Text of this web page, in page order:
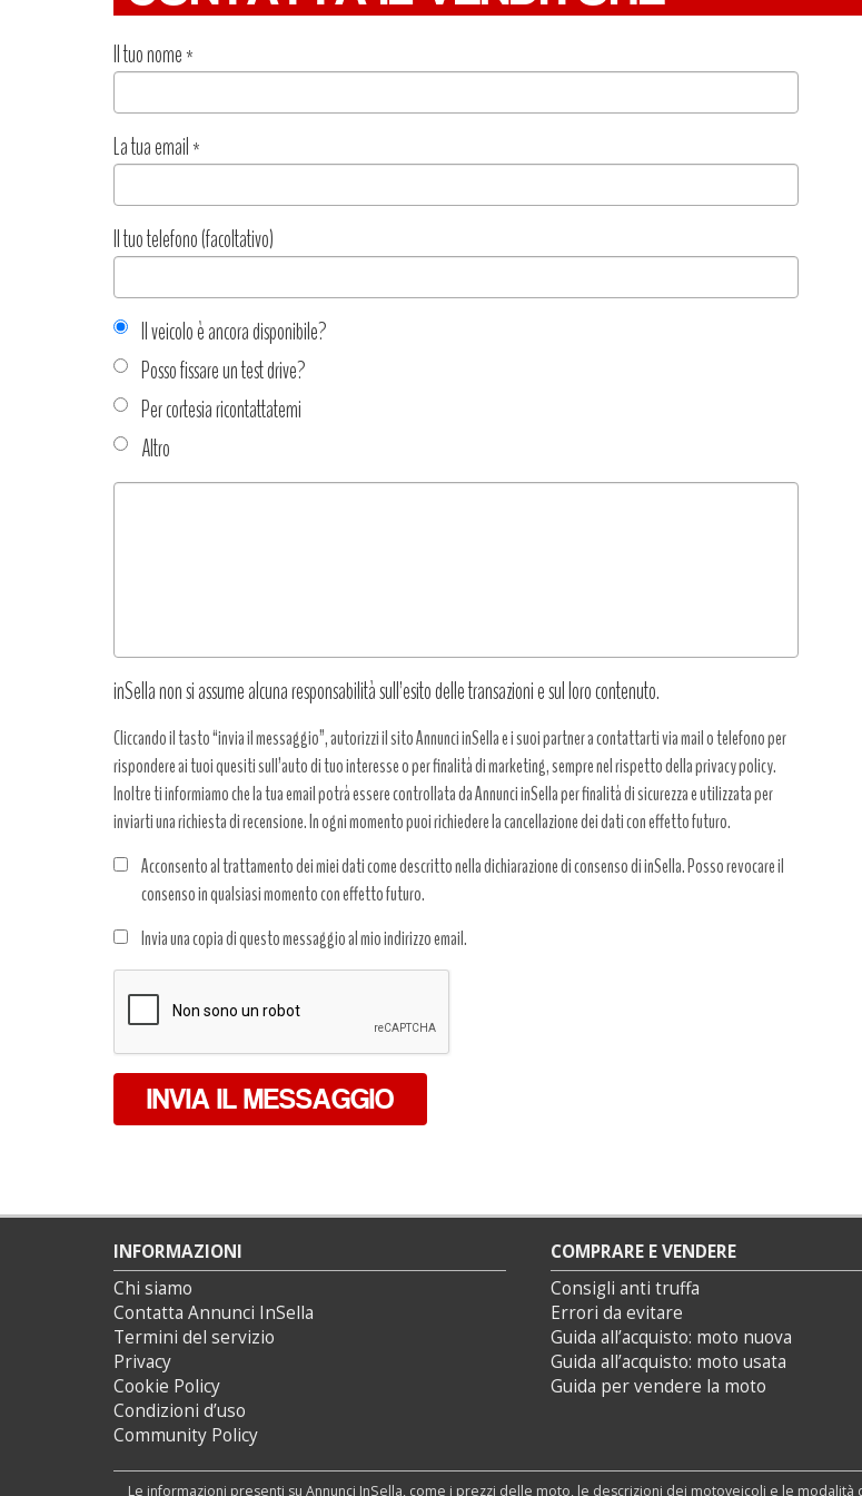
Il tuo nome*
La tua email*
Il tuo telefono (facoltativo)
Il veicolo è ancora disponibile?
Posso fissare un test drive?
Per cortesia ricontattatemi
Altro
Tipo
inSella non si assume alcuna responsabilità sull’esito delle transazioni e sul loro contenuto.
Cliccando il tasto “invia il messaggio”, autorizzi il sito Annunci inSella e i suoi partner a contattarti via mail o telefono per
rispondere ai tuoi quesiti sull’auto di tuo interesse o per finalità di marketing, sempre nel rispetto della privacy policy.
Inoltre ti informiamo che la tua email potrà essere controllata da Annunci inSella per finalità di sicurezza e utilizzata per
inviarti una richiesta di recensione. In ogni momento puoi richiedere la cancellazione dei dati con effetto futuro.
Acconsento al trattamento dei miei dati come descritto nella dichiarazione di consenso di inSella. Posso revocare il
consenso in qualsiasi momento con effetto futuro.
dati
*
Invia una copia di questo messaggio al mio indirizzo email.
INVIA IL MESSAGGIO
INFORMAZIONI
Chi siamo
Contatta Annunci InSella
Termini del servizio
Privacy
Cookie Policy
Condizioni d’uso
Community Policy
COMPRARE E VENDERE
Consigli anti truffa
Errori da evitare
Guida all’acquisto: moto nuova
Guida all’acquisto: moto usata
Guida per vendere la moto
Le informazioni presenti su Annunci InSella, come i prezzi delle moto, le descrizioni dei motoveicoli e le